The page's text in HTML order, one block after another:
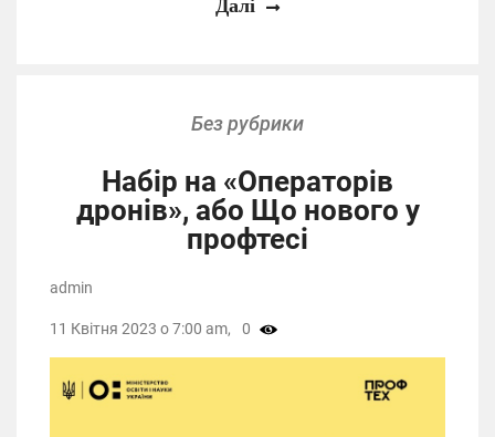
Далі
Без рубрики
Набір на «Операторів
дронів», або Що нового у
профтесі
admin
11 Квітня 2023 о 7:00 am, 0